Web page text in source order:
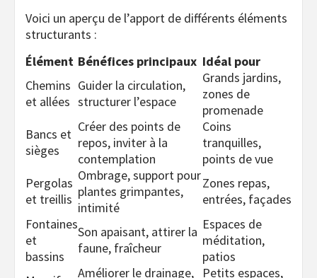
Voici un aperçu de l’apport de différents éléments
structurants :
Élément Bénéfices principaux Idéal pour
Chemins
et allées
Guider la circulation,
structurer l’espace
Grands jardins,
zones de
promenade
Bancs et
sièges
Créer des points de
repos, inviter à la
contemplation
Coins
tranquilles,
points de vue
Pergolas
et treillis
Ombrage, support pour
plantes grimpantes,
intimité
Zones repas,
entrées, façades
Fontaines
et
bassins
Son apaisant, attirer la
faune, fraîcheur
Espaces de
méditation,
patios
Améliorer le drainage,
Petits espaces,